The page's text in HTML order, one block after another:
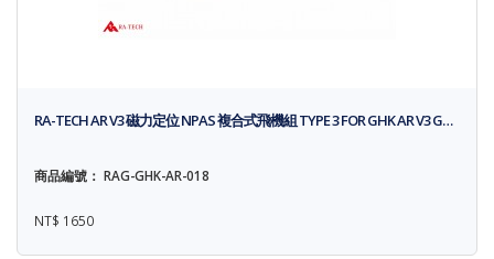
RA-TECH AR V3 磁力定位 NPAS 複合式飛機組 TYPE 3 FOR GHK AR V3 G…
商品編號： RAG-GHK-AR-018
NT$ 1650